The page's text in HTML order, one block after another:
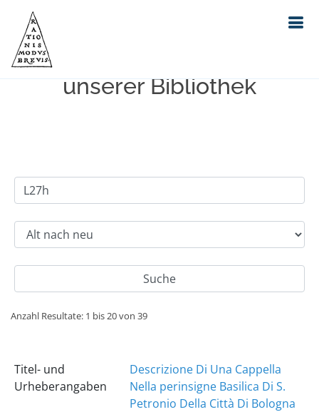
Einfache Suche im Bestand
unserer Bibliothek
Anzahl Resultate: 1 bis 20 von 39
Titel- und
Urheberangaben
Descrizione Di Una Cappella
Nella perinsigne Basilica Di S.
Petronio Della Città Di Bologna